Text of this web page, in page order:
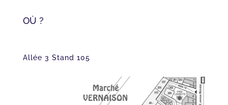
OÙ ?
Allée 3 Stand 105